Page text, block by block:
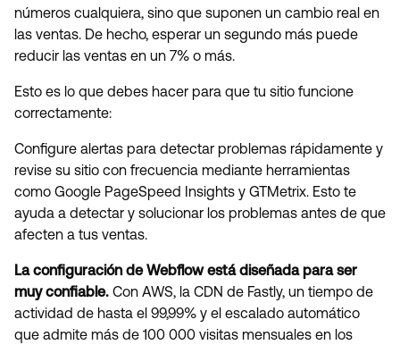
números cualquiera, sino que suponen un cambio real en
las ventas. De hecho, esperar un segundo más puede
reducir las ventas en un 7% o más.
Esto es lo que debes hacer para que tu sitio funcione
correctamente:
Configure alertas para detectar problemas rápidamente y
revise su sitio con frecuencia mediante herramientas
como Google PageSpeed Insights y GTMetrix. Esto te
ayuda a detectar y solucionar los problemas antes de que
afecten a tus ventas.
La configuración de Webflow está diseñada para ser
muy confiable. Con AWS, la CDN de Fastly, un tiempo de
actividad de hasta el 99,99% y el escalado automático
que admite más de 100 000 visitas mensuales en los